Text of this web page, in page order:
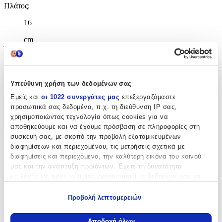
Υπεύθυνη χρήση των δεδομένων σας
Εμείς και οι 1022 συνεργάτες μας επεξεργαζόμαστε
προσωπικά σας δεδομένα, π.χ. τη διεύθυνση IP σας,
χρησιμοποιώντας τεχνολογία όπως cookies για να
αποθηκεύουμε και να έχουμε πρόσβαση σε πληροφορίες στη
συσκευή σας, με σκοπό την προβολή εξατομικευμένων
διαφημίσεων και περιεχομένου, τις μετρήσεις σχετικά με
διαφημίσεις και περιεχόμενο, την καλύτερη εικόνα του κοινού
μας και την ανάπτυξη προϊόντων. Έχετε τη δυνατότητα
Να συλλέξουμε πληροφορίες σχετικά με τη γεωγραφική
Προβολή λεπτομερειών
Πλάτος:
16
cm
Ύψος
45 εκ
cm
Χαρακτηριστικά
+
Χαρακτηριστικά
Κατασκευαστής:
Street
Βασικά Χαρακτηριστικά